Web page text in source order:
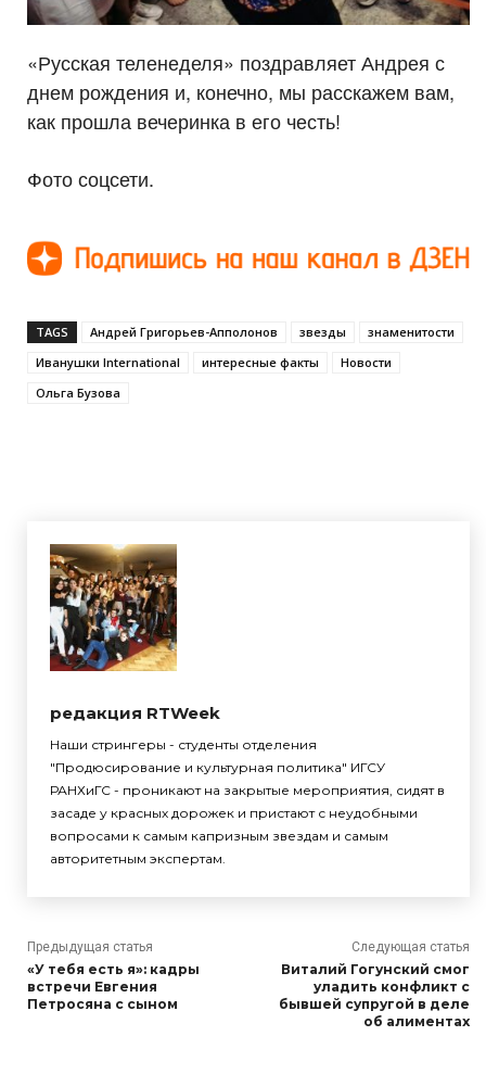
«Русская теленеделя» поздравляет Андрея с
днем рождения и, конечно, мы расскажем вам,
как прошла вечеринка в его честь!
Фото соцсети.
TAGS Андрей Григорьев-Апполонов звезды
знаменитости
Иванушки International
интересные факты
Новости
Ольга Бузова
редакция RTWeek
Наши стрингеры - студенты отделения
"Продюсирование и культурная политика" ИГСУ
РАНХиГС - проникают на закрытые мероприятия, сидят в
засаде у красных дорожек и пристают с неудобными
вопросами к самым капризным звездам и самым
авторитетным экспертам.
Предыдущая статья
«У тебя есть я»: кадры
встречи Евгения
Петросяна с сыном
Следующая статья
Виталий Гогунский смог
уладить конфликт с
бывшей супругой в деле
об алиментах